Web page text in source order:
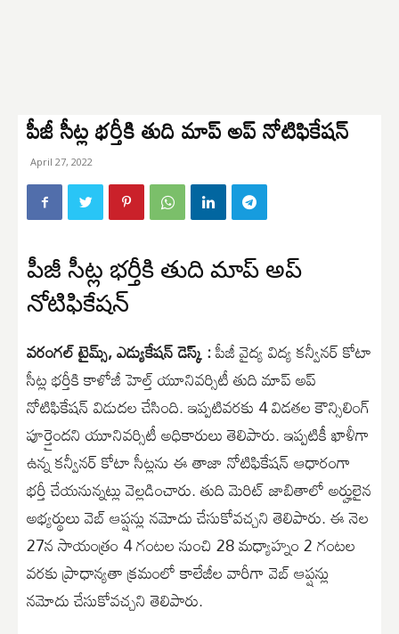
పీజీ సీట్ల భర్తీకి తుది మాప్ అప్ నోటిఫికేషన్
April 27, 2022
పీజీ సీట్ల భర్తీకి తుది మాప్ అప్
నోటిఫికేషన్
వరంగల్ టైమ్స్, ఎడ్యుకేషన్ డెస్క్ :పీజీ వైద్య విద్య కన్వీనర్ కోటా
సీట్ల భర్తీకి కాళోజీ హెల్త్ యూనివర్సిటీ తుది మాప్ అప్
నోటిఫికేషన్ విడుదల చేసింది. ఇప్పటివరకు 4 విడతల కౌన్సిలింగ్
పూర్తైందని యూనివర్సిటీ అధికారులు తెలిపారు. ఇప్పటికీ ఖాళీగా
ఉన్న కన్వీనర్ కోటా సీట్లను ఈ తాజా నోటిఫికేషన్ ఆధారంగా
భర్తీ చేయనున్నట్లు వెల్లడించారు. తుది మెరిట్ జాబితాలో అర్హులైన
అభ్యర్థులు వెబ్ ఆప్షన్లు నమోదు చేసుకోవచ్చని తెలిపారు. ఈ నెల
27న సాయంత్రం 4 గంటల నుంచి 28 మధ్యాహ్నం 2 గంటల
వరకు ప్రాధాన్యతా క్రమంలో కాలేజీల వారీగా వెబ్ ఆప్షన్లు
నమోదు చేసుకోవచ్చని తెలిపారు.